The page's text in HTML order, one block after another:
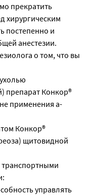
прекратить
хирургическим
постепенно и
анестезии.
о том, что вы
препарат Конкор®
применения а-
Конкор®
щитовидной
транспортными
управлять